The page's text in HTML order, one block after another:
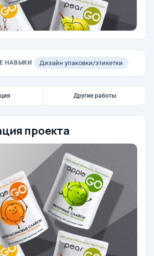
НАВЫКИ Дизайн упаковки/этикетки
Другие работы
проекта